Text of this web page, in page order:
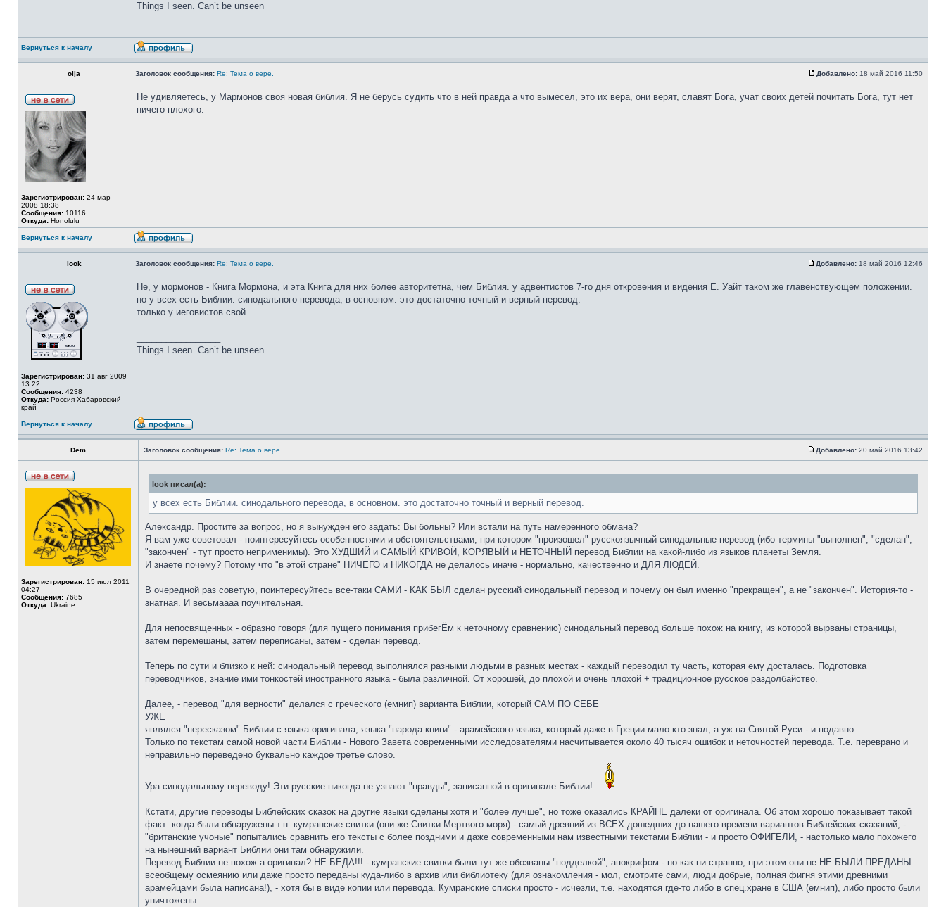
Things I seen. Can’t be unseen
Вернуться к началу
olja Заголовок сообщения: Re: Тема о вере. Добавлено: 18 май 2016 11:50
Зарегистрирован: 24 мар
2008 18:38
Сообщения: 10116
Откуда: Honolulu
Не удивляетесь, у Мармонов своя новая библия. Я не берусь судить что в ней правда а что вымесел, это их вера, они верят, славят Бога, учат своих детей почитать Бога, тут нет
ничего плохого.
Вернуться к началу
look Заголовок сообщения: Re: Тема о вере. Добавлено: 18 май 2016 12:46
Зарегистрирован: 31 авг 2009
13:22
Сообщения: 4238
Откуда: Россия Хабаровский
край
Не, у мормонов - Книга Мормона, и эта Книга для них более авторитетна, чем Библия. у адвентистов 7-го дня откровения и видения Е. Уайт таком же главенствующем положении.
но у всех есть Библии. синодального перевода, в основном. это достаточно точный и верный перевод.
только у иеговистов свой.
Things I seen. Can’t be unseen
Вернуться к началу
Dem Заголовок сообщения: Re: Тема о вере. Добавлено: 20 май 2016 13:42
Зарегистрирован: 15 июл 2011
04:27
Сообщения: 7685
Откуда: Ukraine
look писал(а):
у всех есть Библии. синодального перевода, в основном. это достаточно точный и верный перевод.
Александр. Простите за вопрос, но я вынужден его задать: Вы больны? Или встали на путь намеренного обмана?
Я вам уже советовал - поинтересуйтесь особенностями и обстоятельствами, при котором "произошел" русскоязычный синодальные перевод (ибо термины "выполнен", "сделан",
"закончен" - тут просто неприменимы). Это ХУДШИЙ и САМЫЙ КРИВОЙ, КОРЯВЫЙ и НЕТОЧНЫЙ перевод Библии на какой-либо из языков планеты Земля.
И знаете почему? Потому что "в этой стране" НИЧЕГО и НИКОГДА не делалось иначе - нормально, качественно и ДЛЯ ЛЮДЕЙ.
В очередной раз советую, поинтересуйтесь все-таки САМИ - КАК БЫЛ сделан русский синодальный перевод и почему он был именно "прекращен", а не "закончен". История-то -
знатная. И весьмаааа поучительная.
Для непосвященных - образно говоря (для пущего понимания прибегЁм к неточному сравнению) синодальный перевод больше похож на книгу, из которой вырваны страницы,
затем перемешаны, затем переписаны, затем - сделан перевод.
Теперь по сути и близко к ней: синодальный перевод выполнялся разными людьми в разных местах - каждый переводил ту часть, которая ему досталась. Подготовка
переводчиков, знание ими тонкостей иностранного языка - была различной. От хорошей, до плохой и очень плохой + традиционное русское раздолбайство.
Далее, - перевод "для верности" делался с греческого (емнип) варианта Библии, который САМ ПО СЕБЕ
УЖЕ
являлся "пересказом" Библии с языка оригинала, языка "народа книги" - арамейского языка, который даже в Греции мало кто знал, а уж на Святой Руси - и подавно.
Только по текстам самой новой части Библии - Нового Завета современными исследователями насчитывается около 40 тысяч ошибок и неточностей перевода. Т.е. переврано и
неправильно переведено буквально каждое третье слово.
Ура синодальному переводу! Эти русские никогда не узнают "правды", записанной в оригинале Библии!
Кстати, другие переводы Библейских сказок на другие языки сделаны хотя и "более лучше", но тоже оказались КРАЙНЕ далеки от оригинала. Об этом хорошо показывает такой
факт: когда были обнаружены т.н. кумранские свитки (они же Свитки Мертвого моря) - самый древний из ВСЕХ дошедших до нашего времени вариантов Библейских сказаний, -
"британские учоные" попытались сравнить его тексты с более поздними и даже современными нам известными текстами Библии - и просто ОФИГЕЛИ, - настолько мало похожего
на нынешний вариант Библии они там обнаружили.
Перевод Библии не похож а оригинал? НЕ БЕДА!!! - кумранские свитки были тут же обозваны "подделкой", апокрифом - но как ни странно, при этом они не НЕ БЫЛИ ПРЕДАНЫ
всеобщему осмеянию или даже просто переданы куда-либо в архив или библиотеку (для ознакомления - мол, смотрите сами, люди добрые, полная фигня этими древними
арамейцами была написана!), - хотя бы в виде копии или перевода. Кумранские списки просто - исчезли, т.е. находятся где-то либо в спец.хране в США (емнип), либо просто были
уничтожены.